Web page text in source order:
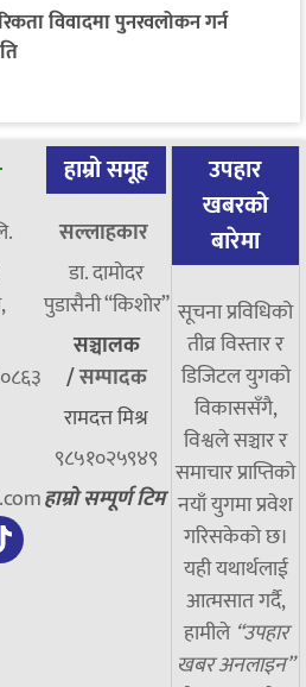
विवादमा पुनरवलोकन गर्न
हाम्रो समूह
सल्लाहकार
डा. दामाेदर
पुडासैनी “किशाेर”
सञ्चालक
/सम्पादक
रामदत्त मिश्र
९८५१०२५९४९
हाम्रो सम्पूर्ण टिम
उपहार
खबरको
बारेमा
सूचना प्रविधिको
तीव्र विस्तार र
डिजिटल युगको
विकाससँगै,
विश्वले सञ्चार र
समाचार प्राप्तिको
नयाँ युगमा प्रवेश
गरिसकेको छ।
यही यथार्थलाई
आत्मसात गर्दै,
हामीले “उपहार
खबर अनलाइन”